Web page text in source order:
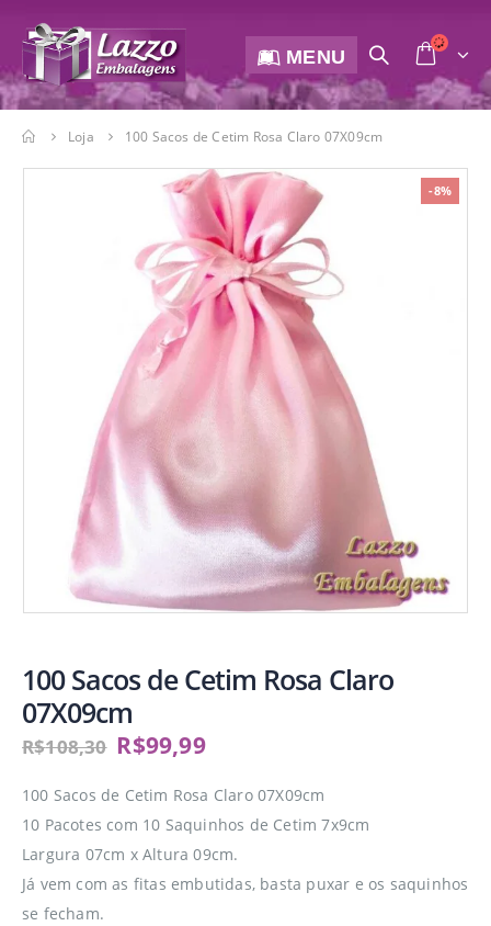
MENU
Loja 100 Sacos de Cetim Rosa Claro 07X09cm
-8%
100 Sacos de Cetim Rosa Claro
07X09cm
R$108,30 R$99,99
100 Sacos de Cetim Rosa Claro 07X09cm
10 Pacotes com 10 Saquinhos de Cetim 7x9cm
Largura 07cm x Altura 09cm.
Já vem com as fitas embutidas, basta puxar e os saquinhos
se fecham.